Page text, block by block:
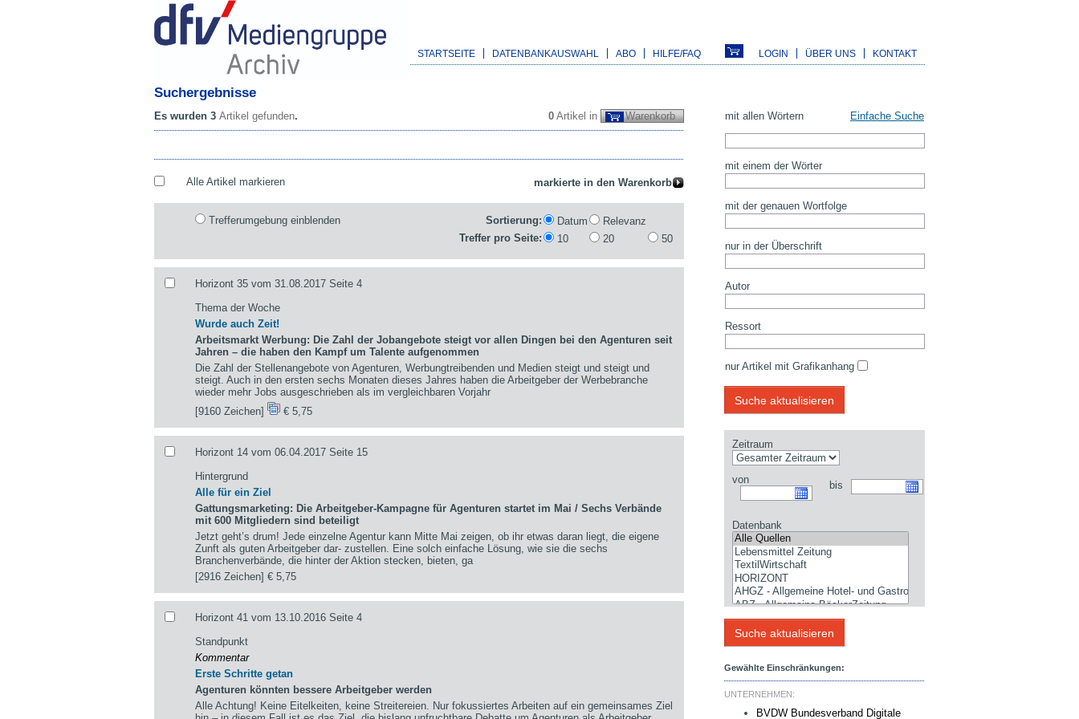
STARTSEITE DATENBANKAUSWAHL ABO HILFE/FAQ LOGIN ÜBER UNS KONTAKT
Suchergebnisse
0 Artikel in Warenkorb
Es wurden 3 Artikel gefunden.
Alle Artikel markieren
Trefferumgebung einblenden Sortierung: Datum
Relevanz
Treffer pro Seite:
10 20 50
Horizont 35 vom 31.08.2017 Seite 4
Thema der Woche
Wurde auch Zeit!
Arbeitsmarkt Werbung: Die Zahl der Jobangebote steigt vor allen Dingen bei den Agenturen seit
Jahren – die haben den Kampf um Talente aufgenommen
Die Zahl der Stellenangebote von Agenturen, Werbungtreibenden und Medien steigt und steigt und
steigt. Auch in den ersten sechs Monaten dieses Jahres haben die Arbeitgeber der Werbebranche
wieder mehr Jobs ausgeschrieben als im vergleichbaren Vorjahr
[9160 Zeichen]
€ 5,75
Horizont 14 vom 06.04.2017 Seite 15
Hintergrund
Alle für ein Ziel
Gattungsmarketing: Die Arbeitgeber-Kampagne für Agenturen startet im Mai / Sechs Verbände
mit 600 Mitgliedern sind beteiligt
Jetzt geht’s drum! Jede einzelne Agentur kann Mitte Mai zeigen, ob ihr etwas daran liegt, die eigene
Zunft als guten Arbeitgeber dar- zustellen. Eine solch einfache Lösung, wie sie die sechs
Branchenverbände, die hinter der Aktion stecken, bieten, ga
[2916 Zeichen]€ 5,75
Horizont 41 vom 13.10.2016 Seite 4
Standpunkt
Kommentar
Erste Schritte getan
Agenturen könnten bessere Arbeitgeber werden
Alle Achtung! Keine Eitelkeiten, keine Streitereien. Nur fokussiertes Arbeiten auf ein gemeinsames Ziel
mit allen Wörtern Einfache Suche
mit einem der Wörter
mit der genauen Wortfolge
nur in der Überschrift
Autor
Ressort
nur Artikel mit Grafikanhang
Zeitraum
von bis
Datenbank
Gewählte Einschränkungen:
UNTERNEHMEN:
BVDW Bundesverband Digitale